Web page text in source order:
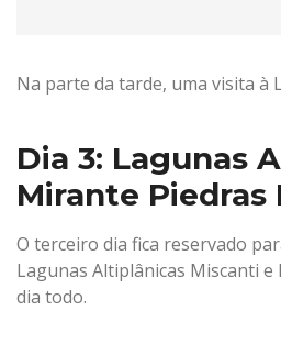
Na parte da tarde, uma visita à
Dia 3: Lagunas
Mirante Piedras
O terceiro dia fica reservado
Lagunas Altiplânicas Miscanti
dia todo.